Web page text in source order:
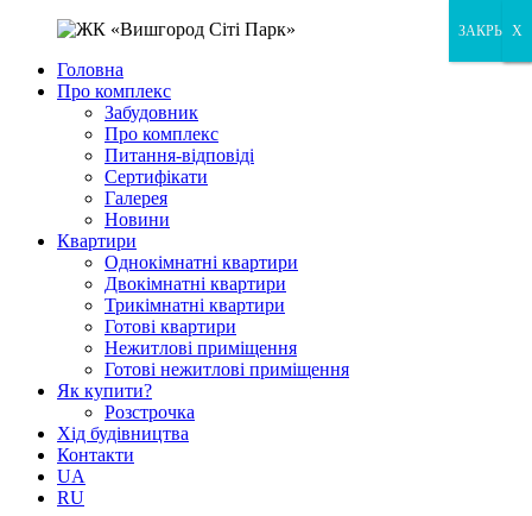
Головна
Про комплекс
Забудовник
Про комплекс
Питання-відповіді
Сертифікати
Галерея
Новини
Квартири
Однокімнатні квартири
Двокімнатні квартири
Трикімнатні квартири
Готові квартири
Нежитлові приміщення
Готові нежитлові приміщення
Як купити?
Розстрочка
Хід будівництва
Контакти
UA
RU
X
ЗАКРЫТЬ
X